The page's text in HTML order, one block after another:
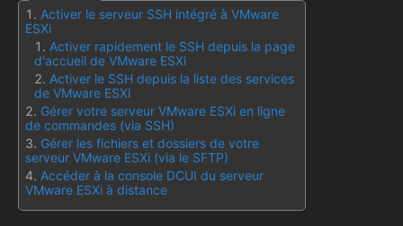
Activer le serveur SSH intégré à VMware
ESXi
Activer rapidement le SSH depuis la page
d'accueil de VMware ESXi
Activer le SSH depuis la liste des services
de VMware ESXi
Gérer votre serveur VMware ESXi en ligne
de commandes (via SSH)
Gérer les fichiers et dossiers de votre
serveur VMware ESXi (via le SFTP)
Accéder à la console DCUI du serveur
VMware ESXi à distance